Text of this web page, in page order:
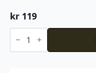
kr 119
Du
Store
Faerytale